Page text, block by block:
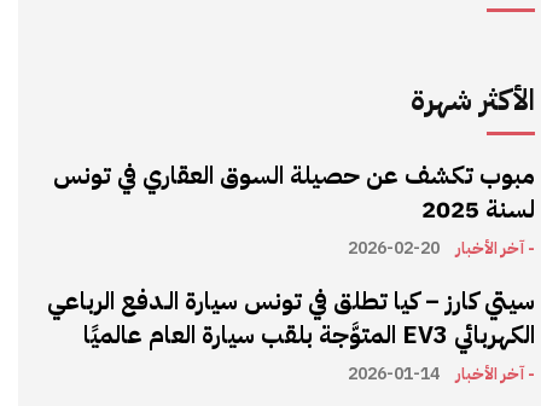
الأكثر شهرة
مبوب تكشف عن حصيلة السوق العقاري في تونس
لسنة 2025
- آخر الأخبار 2026-02-20
سيتي كارز – كيا تطلق في تونس سيارة الـدفع الرباعي
الكهربائي EV3 المتوَّجة بلقب سيارة العام عالميًا
- آخر الأخبار 2026-01-14